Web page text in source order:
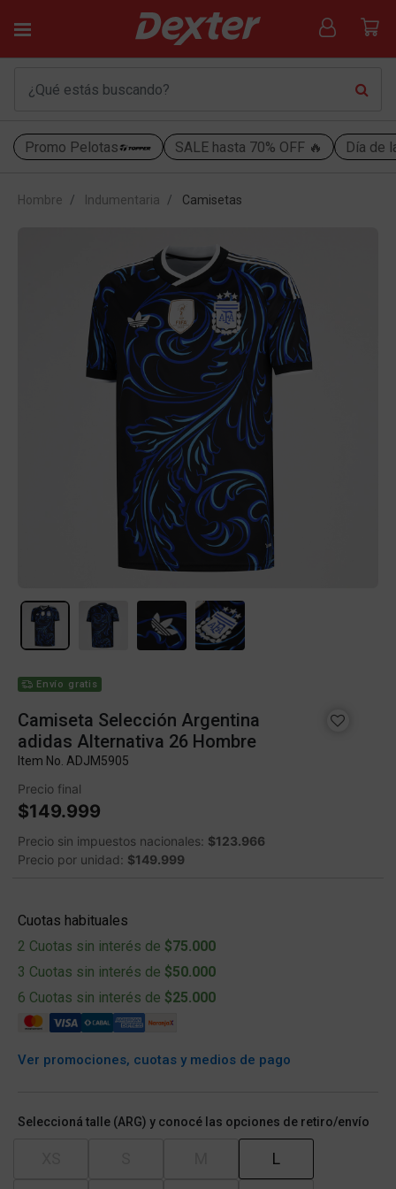
Promo Pelotas SALE hasta 70% OFF 🔥 Día de
Hombre Indumentaria Camisetas
Envío gratis
Camiseta Selección Argentina
adidas Alternativa 26 Hombre
Item No. ADJM5905
Precio final
$149.999
Precio sin impuestos nacionales: $123.966
Precio por unidad: $149.999
Cuotas habituales
2 Cuotas sin interés de $75.000
3 Cuotas sin interés de $50.000
6 Cuotas sin interés de $25.000
Ver promociones, cuotas y medios de pago
Seleccioná talle (ARG) y conocé las opciones de retiro/envío
L